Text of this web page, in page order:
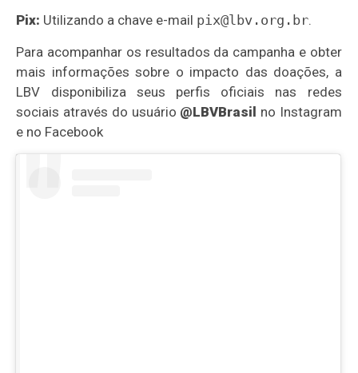
Pix: Utilizando a chave e-mail pix@lbv.org.br.
Para acompanhar os resultados da campanha e obter
mais informações sobre o impacto das doações, a
LBV disponibiliza seus perfis oficiais nas redes
sociais através do usuário @LBVBrasil no Instagram
e no Facebook